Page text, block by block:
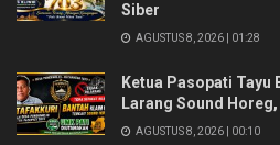
Siber
AGUSTUS 8, 2026 | 01:28
Ketua Pasopati Tayu
Larang Sound
AGUSTUS 8, 2026 | 00:10